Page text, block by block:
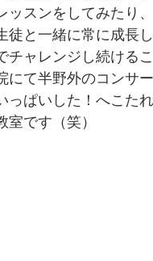
ッスンをしてみたり
徒と一緒に常に成長
チャレンジし続ける
にて半野外のコンサ
っぱいした！へこた
室です（笑）